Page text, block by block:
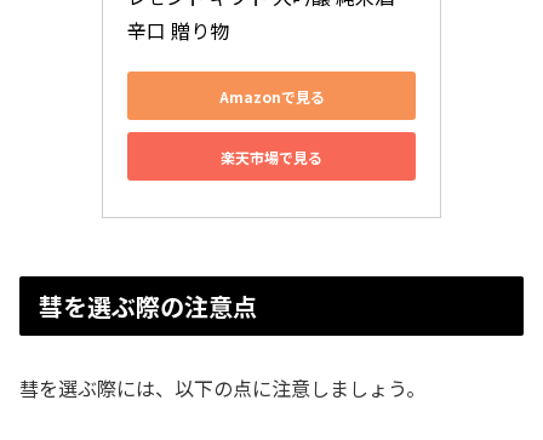
辛口 贈り物
Amazonで見る
楽天市場で見る
彗を選ぶ際の注意点
彗を選ぶ際には、以下の点に注意しましょう。